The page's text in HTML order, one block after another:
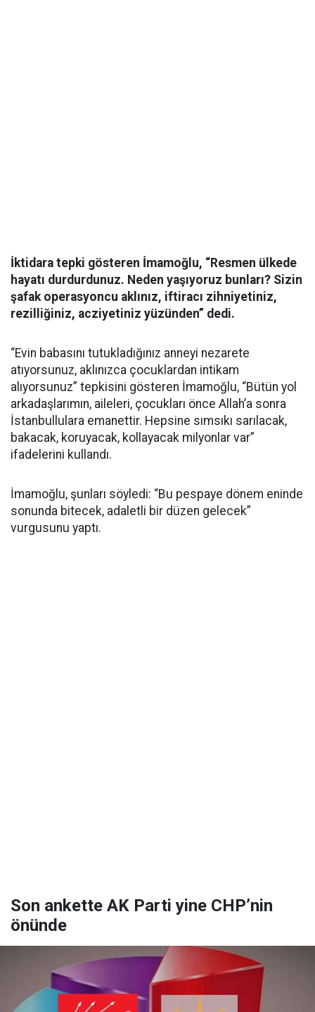
İktidara tepki gösteren İmamoğlu, “Resmen ülkede
hayatı durdurdunuz. Neden yaşıyoruz bunları? Sizin
şafak operasyoncu aklınız, iftiracı zihniyetiniz,
rezilliğiniz, acziyetiniz yüzünden” dedi.
“Evin babasını tutukladığınız anneyi nezarete
atıyorsunuz, aklınızca çocuklardan intikam
alıyorsunuz” tepkisini gösteren İmamoğlu, “Bütün yol
arkadaşlarımın, aileleri, çocukları önce Allah’a sonra
İstanbullulara emanettir. Hepsine sımsıkı sarılacak,
bakacak, koruyacak, kollayacak milyonlar var”
ifadelerini kullandı.
İmamoğlu, şunları söyledi: “Bu pespaye dönem eninde
sonunda bitecek, adaletli bir düzen gelecek”
vurgusunu yaptı.
Son ankette AK Parti yine CHP’nin
önünde